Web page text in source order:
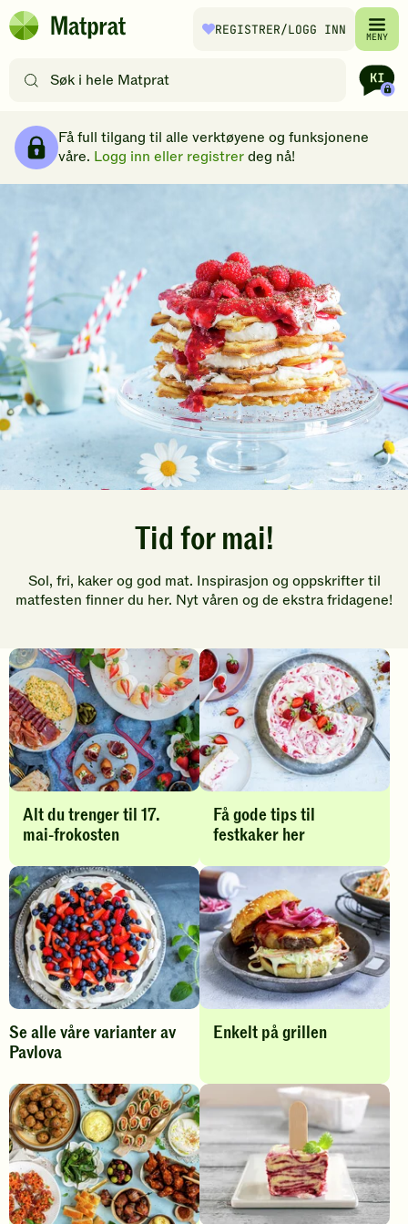
Hopp til hovedinnhold
Matprat
REGISTRER/LOGG INN MENY
etter
filtre
Få full tilgang til alle verktøyene og funksjonene
våre. Logg inn eller registrerdeg nå!
Tid for mai!
Sol, fri, kaker og god mat. Inspirasjon og oppskrifter til
matfesten finner du her. Nyt våren og de ekstra fridagene!
I
n
s
p
i
r
s
j
o
n
s
i
d
e
f
o
r
P
a
Alt du trenger til 17.
mai-frokosten
Få gode tips til
festkaker her
Se alle våre varianter av
Pavlova
Enkelt på grillen
I
n
s
p
i